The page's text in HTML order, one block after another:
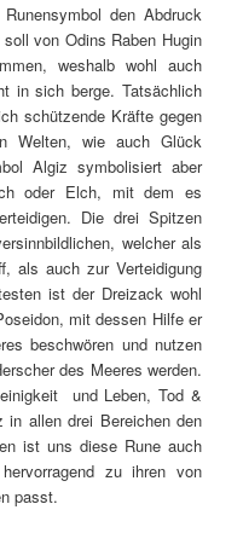
den Abdruck
von Odins Raben Hugin
weshalb wohl auch
in sich berge. Tatsächlich
schützende Kräfte gegen
Welten, wie auch Glück
Algiz symbolisiert aber
oder Elch, mit dem es
Die drei Spitzen
welcher als
als auch zur Verteidigung
ist der Dreizack wohl
mit dessen Hilfe er
beschwören und nutzen
des Meeres werden.
und Leben, Tod &
in allen drei Bereichen den
ist uns diese Rune auch
zu ihren von
passt.